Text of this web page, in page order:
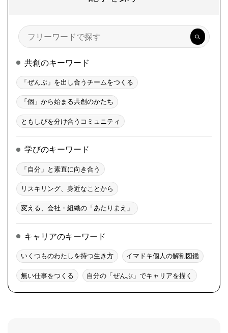
検
索
共創のキーワード
「ぜんぶ」を出し合うチームをつくる
「個」から始まる共創のかたち
ともしびを分け合うコミュニティ
学びのキーワード
「自分」と素直に向き合う
リスキリング、身近なことから
変える、会社・組織の「あたりまえ」
キャリアのキーワード
いくつものわたしを持つ生き方 イマドキ個人の解剖図鑑
無い仕事をつくる 自分の「ぜんぶ」でキャリアを描く